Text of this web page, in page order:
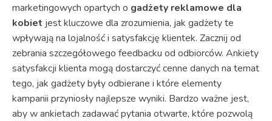
marketingowych opartych o gadżety reklamowe dla
kobiet jest kluczowe dla zrozumienia, jak gadżety te
wpływają na lojalność i satysfakcję klientek. Zacznij od
zebrania szczegółowego feedbacku od odbiorców. Ankiety
satysfakcji klienta mogą dostarczyć cenne danych na temat
tego, jak gadżety były odbierane i które elementy
kampanii przyniosły najlepsze wyniki. Bardzo ważne jest,
aby w ankietach zadawać pytania otwarte, które pozwolą